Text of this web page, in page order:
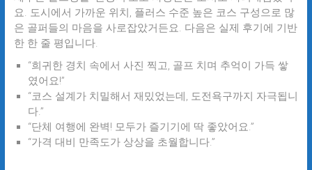
요. 도시에서 가까운 위치, 플러스 수준 높은 코스 구성으로 많
은 골퍼들의 마음을 사로잡았거든요. 다음은 실제 후기에 기반
한 한 줄 평입니다.
“희귀한 경치 속에서 사진 찍고, 골프 치며 추억이 가득 쌓
였어요!”
“코스 설계가 치밀해서 재밌었는데, 도전욕구까지 자극됩니
다.”
“단체 여행에 완벽! 모두가 즐기기에 딱 좋았어요.”
“가격 대비 만족도가 상상을 초월합니다.”